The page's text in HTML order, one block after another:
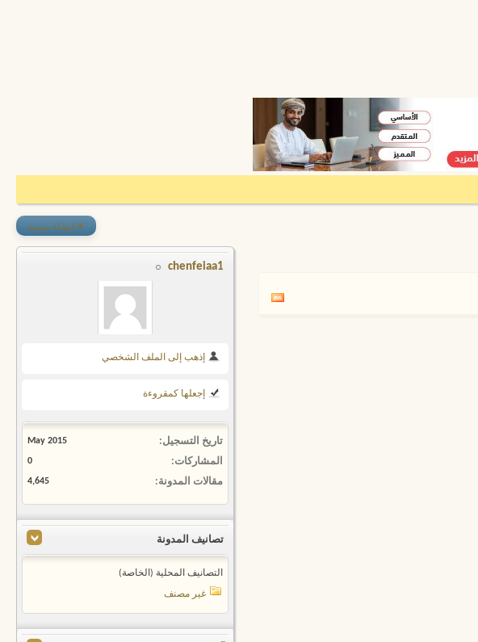
+ إنشاء مدونة
chenfeiaa1
إذهب إلى الملف الشخصي
إجعلها كمقروءة
تاريخ التسجيل May 2015
المشاركات 0
مقالات المدونة 4,645
تصانيف المدونة
التصانيف المحلية (الخاصة)
غير مصنف